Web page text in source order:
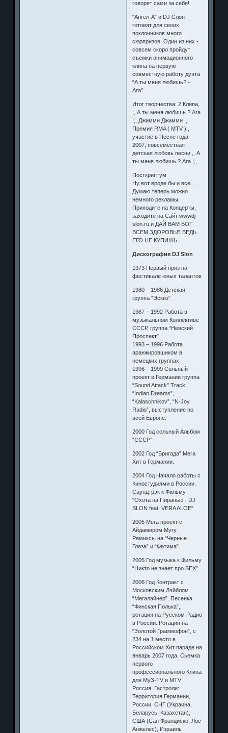
говорят сами за себя!
“Ангел-А” и DJ Слон
готовят для своих
поклонников много
сюрпризов. Один из них -
совсем скоро пройдут
съемки анимационного
клипа на первую
совместную работу дуэта
“А ты меня любишь? -
Ага”.
Итог творчества: 2 Клипа,
,, А ты меня любишь ? Ага
!,, Джимми Джимми ,,
Премия RMA ( MTV ) ,
участие в Песне года
2007, повсеместная
детская любовь песни ,, А
ты меня любишь ? Ага !,,
Посткриптум
Ну вот вроде бы и все…
Думаю теперь можно
немного рекламы.
Приходите на Концерты,
заходите на Сайт wwwdj-
slon.ru и ДАЙ ВАМ БОГ
ВСЕМ ЗДОРОВЬЯ ВЕДЬ
ЕГО НЕ КУПИШЬ.
Дискография DJ Slon
1973 Первый приз на
фестивале юных талантов
1980 – 1986 Детская
группа “Эскиз”
1987 – 1992 Работа в
музыкальном Коллективе
СССР, группа “Невский
Проспект”
1993 – 1996 Работа
аранжировшиком в
немецких группах
1996 – 1999 Сольный
проект в Германии группа
“Sound Attack” Track
“Indian Dreams”,
“Kalaschnikov”, “N-Joy
Radio”, выступление по
всей Европе.
2000 Год сольный Альбом
“СССР”
2002 Год “Бригада” Мега
Хит в Германии.
2004 Год Начало работы с
Киностудиями в России.
Саундтрэк к Фильму
“Охота на Пиранью - DJ
SLON feat. VERA ALOE”
2005 Mега проект с
Айдамиром Мугу.
Ремиксы на “Черные
Глаза” и “Фатима”
2005 Год музыка к Фильму
“Никто не знает про SEX”
2006 Год Контракт с
Московским Лэйблом
“Мегалайнер”. Песенка
“Финская Полька”,
ротация на Русском Радио
в России. Ротация на
“Золотой Граммофон”, с
234 на 1 место в
Российском Хит параде на
январь 2007 года. Сьемка
первого
профессионального Клипа
для МуЗ-TV и MTV
Россия. Гастроли:
Территория Германии,
России, СНГ (Украина,
Беларусь, Казахстан),
США (Сан Франциско, Лос
Анжелес), Израиль